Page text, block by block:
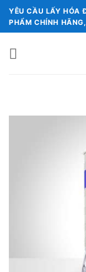
Chuyển
đến
nội
dung
YÊU CẦU LẤY HÓA
PHẨM CHÍNH